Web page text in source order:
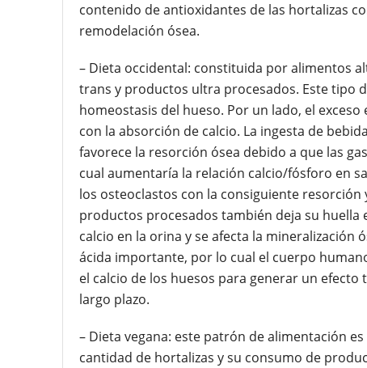
contenido de antioxidantes de las hortalizas
remodelación ósea.
– Dieta occidental: constituida por alimentos
trans y productos ultra procesados. Este tipo
homeostasis del hueso. Por un lado, el
con la absorción de calcio. La ingesta de
favorece la resorción ósea debido a que las
cual aumentaría la relación calcio/fósforo en
los osteoclastos con la consiguiente
productos procesados también deja su huella
calcio en la orina y se afecta la mineralización
ácida importante, por lo cual el cuerpo
el calcio de los huesos para generar un
largo plazo.
– Dieta vegana: este patrón de alimentación
cantidad de hortalizas y su consumo de